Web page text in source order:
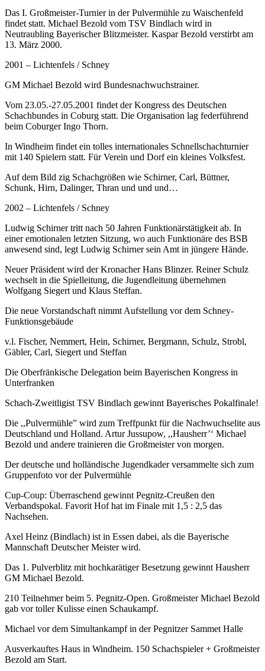
Das I. Großmeister-Turnier in der Pulvermühle zu Waischenfeld
findet statt. Michael Bezold vom TSV Bindlach wird in
Neutraubling Bayerischer Blitzmeister. Kaspar Bezold verstirbt am
13. März 2000.
2001 – Lichtenfels / Schney
GM Michael Bezold wird Bundesnachwuchstrainer.
Vom 23.05.-27.05.2001 findet der Kongress des Deutschen
Schachbundes in Coburg statt. Die Organisation lag federführend
beim Coburger Ingo Thorn.
In Windheim findet ein tolles internationales Schnellschachturnier
mit 140 Spielern statt. Für Verein und Dorf ein kleines Volksfest.
Auf dem Bild zig Schachgrößen wie Schirner, Carl, Büttner,
Schunk, Hirn, Dalinger, Thran und und und…
2002 – Lichtenfels / Schney
Ludwig Schirner tritt nach 50 Jahren Funktionärstätigkeit ab. In
einer emotionalen letzten Sitzung, wo auch Funktionäre des BSB
anwesend sind, legt Ludwig Schirner sein Amt in jüngere Hände.
Neuer Präsident wird der Kronacher Hans Blinzer. Reiner Schulz
wechselt in die Spielleitung, die Jugendleitung übernehmen
Wolfgang Siegert und Klaus Steffan.
Die neue Vorstandschaft nimmt Aufstellung vor dem Schney-
Funktionsgebäude
v.l. Fischer, Nemmert, Hein, Schirner, Bergmann, Schulz, Strobl,
Gäbler, Carl, Siegert und Steffan
Die Oberfränkische Delegation beim Bayerischen Kongress in
Unterfranken
Schach-Zweitligist TSV Bindlach gewinnt Bayerisches Pokalfinale!
Die ,,Pulvermühle” wird zum Treffpunkt für die Nachwuchselite aus
Deutschland und Holland. Artur Jussupow, ,,Hausherr’‘ Michael
Bezold und andere trainieren die Großmeister von morgen.
Der deutsche und holländische Jugendkader versammelte sich zum
Gruppenfoto vor der Pulvermühle
Cup-Coup: Überraschend gewinnt Pegnitz-Creußen den
Verbandspokal. Favorit Hof hat im Finale mit 1,5 : 2,5 das
Nachsehen.
Axel Heinz (Bindlach) ist in Essen dabei, als die Bayerische
Mannschaft Deutscher Meister wird.
Das 1. Pulverblitz mit hochkarätiger Besetzung gewinnt Hausherr
GM Michael Bezold.
210 Teilnehmer beim 5. Pegnitz-Open. Großmeister Michael Bezold
gab vor toller Kulisse einen Schaukampf.
Michael vor dem Simultankampf in der Pegnitzer Sammet Halle
Ausverkauftes Haus in Windheim. 150 Schachspieler + Großmeister
Bezold am Start.